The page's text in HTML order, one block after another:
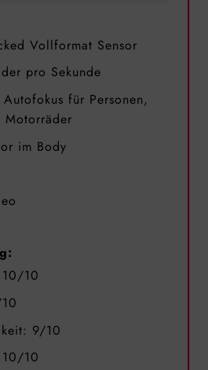
Vollformat Sensor
pro Sekunde
für Personen,
Motorräder
im Body
10
9/10
10/10